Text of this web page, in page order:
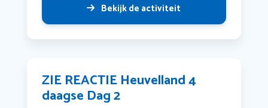
Bekijk de activiteit
ZIE REACTIE Heuvelland 4
daagse Dag 2